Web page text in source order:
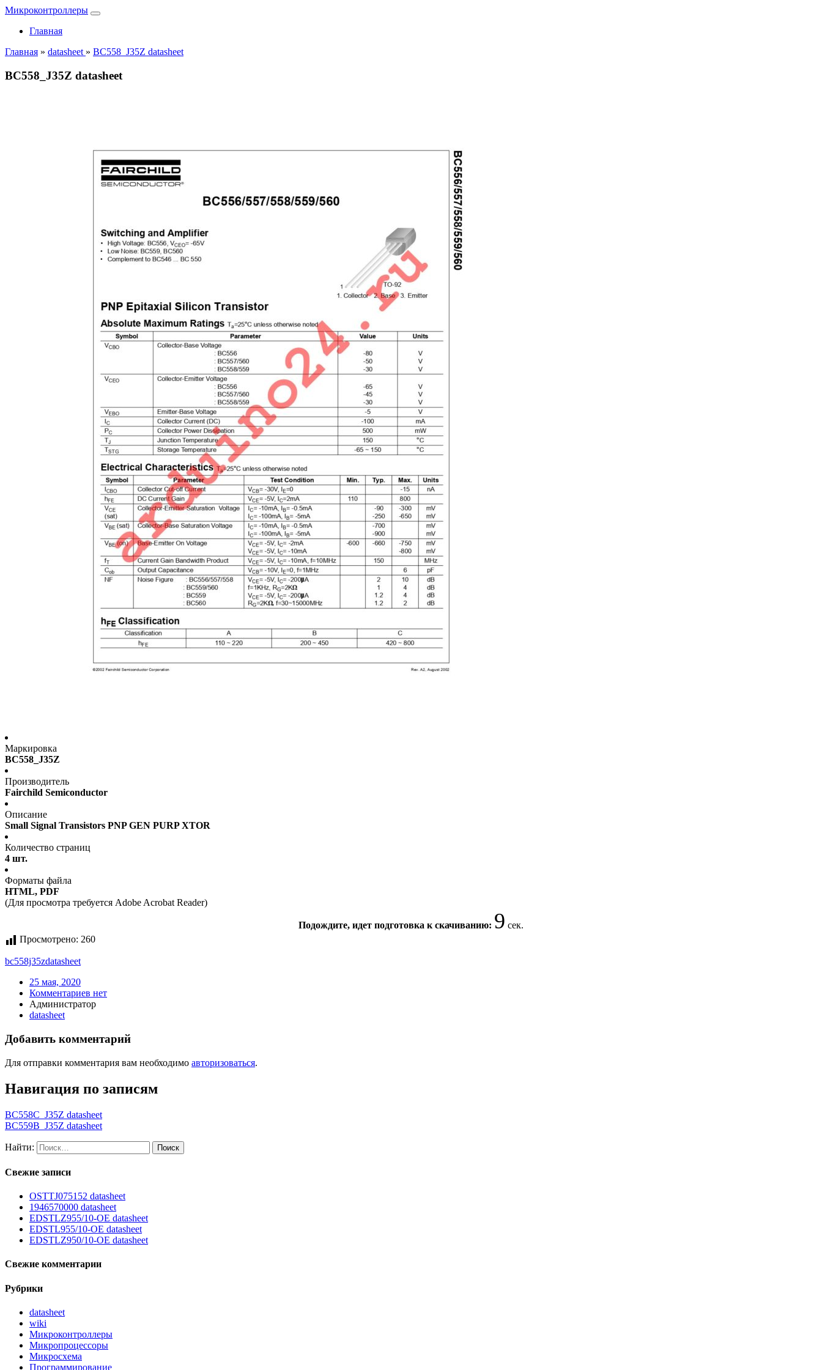
Микроконтроллеры
Главная
Главная » datasheet » BC558_J35Z datasheet
BC558_J35Z datasheet
Маркировка
BC558_J35Z
Производитель
Fairchild Semiconductor
Описание
Small Signal Transistors PNP GEN PURP XTOR
Количество страниц
4 шт.
Форматы файла
HTML, PDF
(Для просмотра требуется Adobe Acrobat Reader)
Подождите, идет подготовка к скачиванию: 9 сек.
Просмотрено: 260
bc558j35zdatasheet
25 мая, 2020
Комментариев нет
Администратор
datasheet
Добавить комментарий
Для отправки комментария вам необходимо авторизоваться.
Навигация по записям
BC558C_J35Z datasheet
BC559B_J35Z datasheet
Найти:
Свежие записи
OSTTJ075152 datasheet
1946570000 datasheet
EDSTLZ955/10-OE datasheet
EDSTL955/10-OE datasheet
EDSTLZ950/10-OE datasheet
Свежие комментарии
Рубрики
datasheet
wiki
Микроконтроллеры
Микропроцессоры
Микросхема
Программирование